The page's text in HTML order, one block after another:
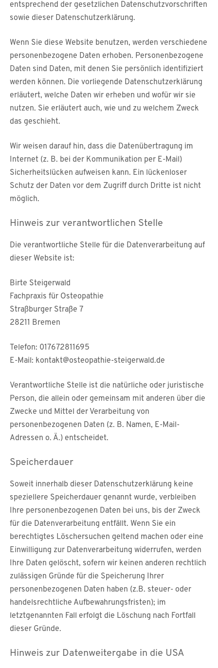
entsprechend der gesetzlichen Datenschutzvorschriften
sowie dieser Datenschutzerklärung.
Wenn Sie diese Website benutzen, werden verschiedene
personenbezogene Daten erhoben. Personenbezogene
Daten sind Daten, mit denen Sie persönlich identifiziert
werden können. Die vorliegende Datenschutzerklärung
erläutert, welche Daten wir erheben und wofür wir sie
nutzen. Sie erläutert auch, wie und zu welchem Zweck
das geschieht.
Wir weisen darauf hin, dass die Datenübertragung im
Internet (z. B. bei der Kommunikation per E-Mail)
Sicherheitslücken aufweisen kann. Ein lückenloser
Schutz der Daten vor dem Zugriff durch Dritte ist nicht
möglich.
Hinweis zur verantwortlichen Stelle
Die verantwortliche Stelle für die Datenverarbeitung auf
dieser Website ist:
Birte Steigerwald
Fachpraxis für Osteopathie
Straßburger Straße 7
28211 Bremen
Telefon: 017672811695
E-Mail: kontakt@osteopathie-steigerwald.de
Verantwortliche Stelle ist die natürliche oder juristische
Person, die allein oder gemeinsam mit anderen über die
Zwecke und Mittel der Verarbeitung von
personenbezogenen Daten (z. B. Namen, E-Mail-
Adressen o. Ä.) entscheidet.
Speicherdauer
Soweit innerhalb dieser Datenschutzerklärung keine
speziellere Speicherdauer genannt wurde, verbleiben
Ihre personenbezogenen Daten bei uns, bis der Zweck
für die Datenverarbeitung entfällt. Wenn Sie ein
berechtigtes Löschersuchen geltend machen oder eine
Einwilligung zur Datenverarbeitung widerrufen, werden
Ihre Daten gelöscht, sofern wir keinen anderen rechtlich
zulässigen Gründe für die Speicherung Ihrer
personenbezogenen Daten haben (z.B. steuer- oder
handelsrechtliche Aufbewahrungsfristen); im
letztgenannten Fall erfolgt die Löschung nach Fortfall
dieser Gründe.
Hinweis zur Datenweitergabe in die USA